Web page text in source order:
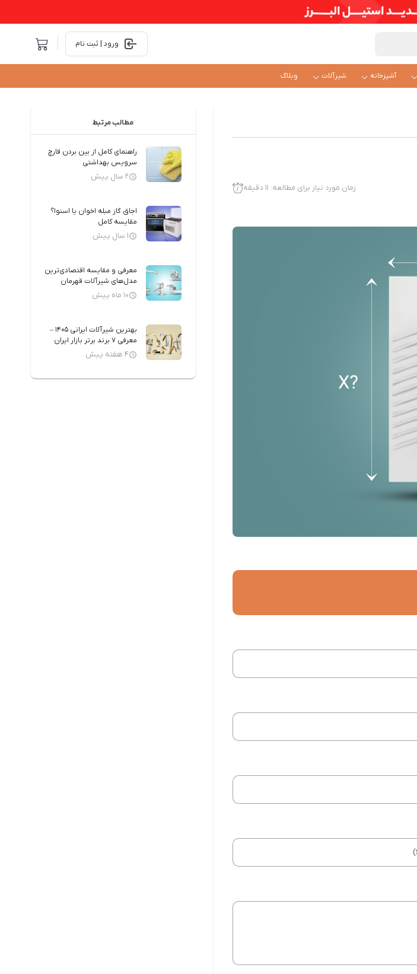
ورود | ثبت نام
آشپزخانه شیرآلات وبلاگ
زمان مورد نیاز برای مطالعه: 11 دقیقه
مطالب مرتبط
راهنمای کامل از بین بردن قارچ
سرویس بهداشتی
2 سال پیش
اجاق گاز مبله اخوان یا اسنوا؟
مقایسه کامل
1 سال پیش
معرفی و مقایسه اقتصادی‌ترین
مدل‌های شیرآلات قهرمان
10 ماه پیش
بهترین شیرآلات ایرانی 1405 –
معرفی 7 برند برتر بازار ایران
4 هفته پیش